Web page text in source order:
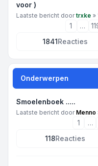
voor )
Laatste bericht doortrxke »
1 …
1841Reacties
Onderwerpen
Smoelenboek .....
Laatste bericht door Menno
1 …
118Reacties